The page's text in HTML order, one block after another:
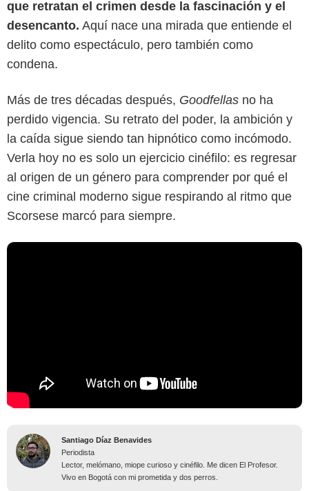
que retratan el crimen desde la fascinación y el
desencanto. Aquí nace una mirada que entiende el
delito como espectáculo, pero también como
condena.
Más de tres décadas después, Goodfellas no ha
perdido vigencia. Su retrato del poder, la ambición y
la caída sigue siendo tan hipnótico como incómodo.
Verla hoy no es solo un ejercicio cinéfilo: es regresar
al origen de un género para comprender por qué el
cine criminal moderno sigue respirando al ritmo que
Scorsese marcó para siempre.
Santiago Díaz Benavides
Periodista
Lector, melómano, miope curioso y cinéfilo. Me dicen El Profesor.
Vivo en Bogotá con mi prometida y dos perros.